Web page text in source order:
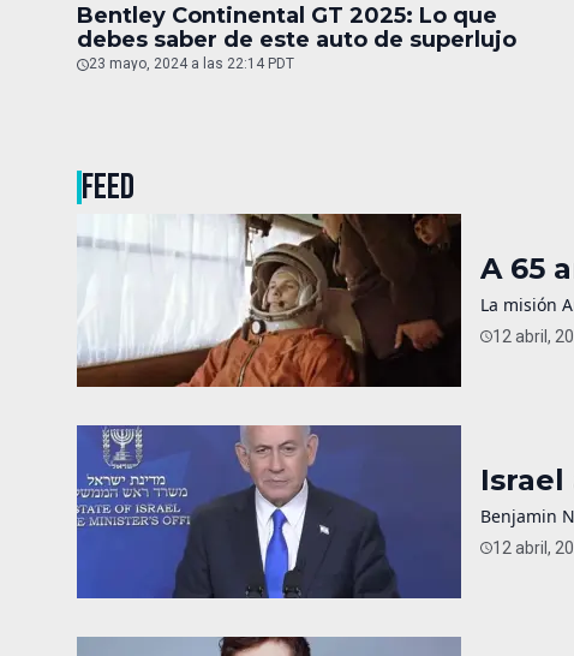
Bentley Continental GT 2025: Lo que
debes saber de este auto de superlujo
23 mayo, 2024 a las 22:14 PDT
FEED
A 65
La misión
12 abril,
Benjamin
12 abril,